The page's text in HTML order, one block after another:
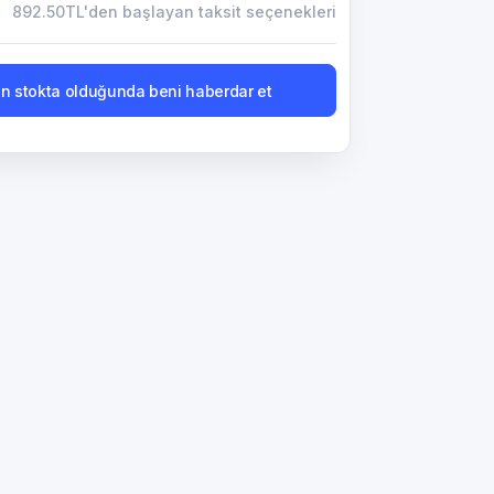
892.50TL'den başlayan taksit seçenekleri
stokta olduğunda beni haberdar et